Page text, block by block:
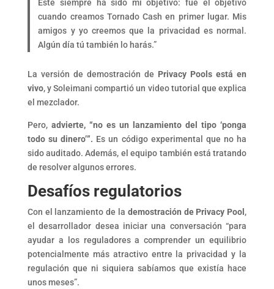
Este siempre ha sido mi objetivo: fue el objetivo
cuando creamos Tornado Cash en primer lugar. Mis
amigos y yo creemos que la privacidad es normal.
Algún día tú también lo harás.”
La versión de demostración de Privacy Pools está en
vivo, y Soleimani compartió un video tutorial que explica
el mezclador.
Pero, advierte, “no es un lanzamiento del tipo ‘ponga
todo su dinero’”. Es un código experimental que no ha
sido auditado. Además, el equipo también está tratando
de resolver algunos errores.
Desafíos regulatorios
Con el lanzamiento de la demostración de Privacy Pool ,
el desarrollador desea iniciar una conversación “para
ayudar a los reguladores a comprender un equilibrio
potencialmente más atractivo entre la privacidad y la
regulación que ni siquiera sabíamos que existía hace
unos meses”.